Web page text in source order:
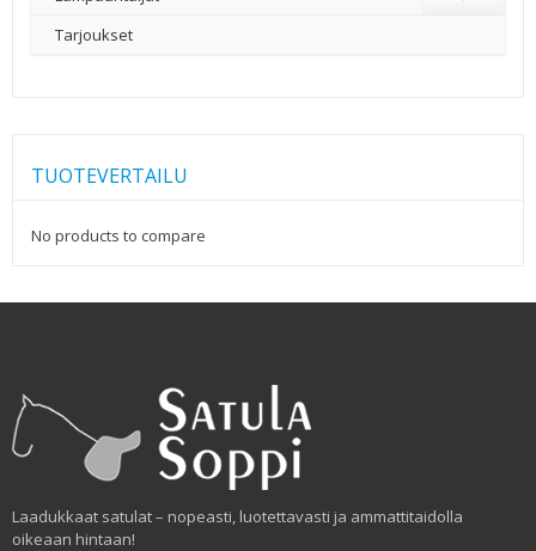
Tarjoukset
TUOTEVERTAILU
No products to compare
Laadukkaat satulat – nopeasti, luotettavasti ja ammattitaidolla
oikeaan hintaan!